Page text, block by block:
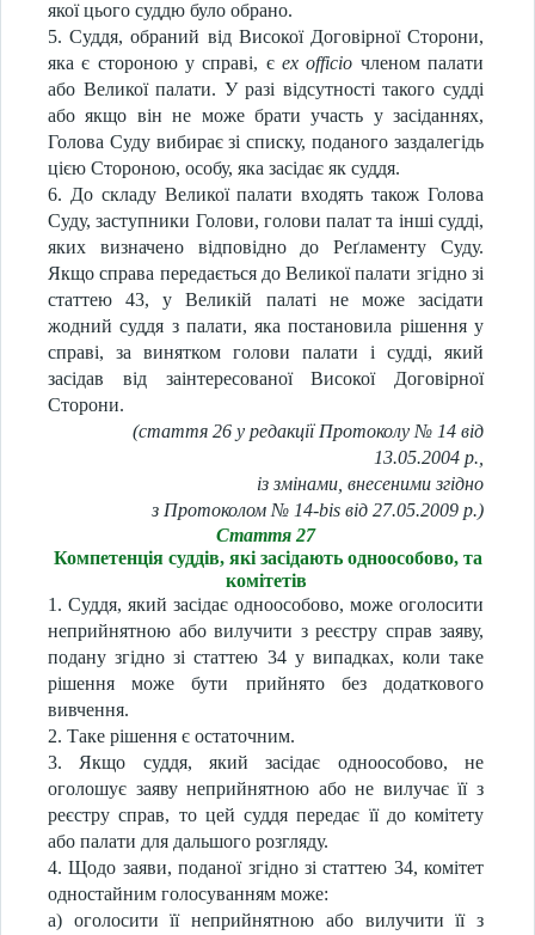
якої цього суддю було обрано.
5. Суддя, обраний від Високої Договірної Сторони,
яка є стороною у справі, є ex officio членом палати
або Великої палати. У разі відсутності такого судді
або якщо він не може брати участь у засіданнях,
Голова Суду вибирає зі списку, поданого заздалегідь
цією Стороною, особу, яка засідає як суддя.
6. До складу Великої палати входять також Голова
Суду, заступники Голови, голови палат та інші судді,
яких визначено відповідно до Реґламенту Суду.
Якщо справа передається до Великої палати згідно зі
статтею 43, у Великій палаті не може засідати
жодний суддя з палати, яка постановила рішення у
справі, за винятком голови палати і судді, який
засідав від заінтересованої Високої Договірної
Сторони.
(стаття 26 у редакції Протоколу № 14 від
13.05.2004 р.,
із змінами, внесеними згідно
з Протоколом № 14-bis від 27.05.2009 р.)
Стаття 27
Компетенція суддів, які засідають одноособово, та
комітетів
1. Суддя, який засідає одноособово, може оголосити
неприйнятною або вилучити з реєстру справ заяву,
подану згідно зі статтею 34 у випадках, коли таке
рішення може бути прийнято без додаткового
вивчення.
2. Таке рішення є остаточним.
3. Якщо суддя, який засідає одноособово, не
оголошує заяву неприйнятною або не вилучає її з
реєстру справ, то цей суддя передає її до комітету
або палати для дальшого розгляду.
4. Щодо заяви, поданої згідно зі статтею 34, комітет
одностайним голосуванням може:
a) оголосити її неприйнятною або вилучити її з